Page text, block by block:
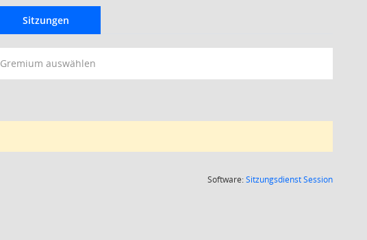
Sitzungen
Gremium auswählen
Software:SitzungsdienstSession(Wird in